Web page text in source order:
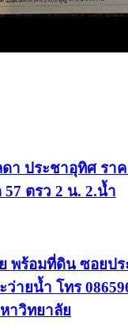
า ประชาอุทิศ รา
ตรว 2 น. 2.น้ำ
พร้อมที่ดิน ซอยปร
ว่ายน้ำ โทร
าวิทยาลัย